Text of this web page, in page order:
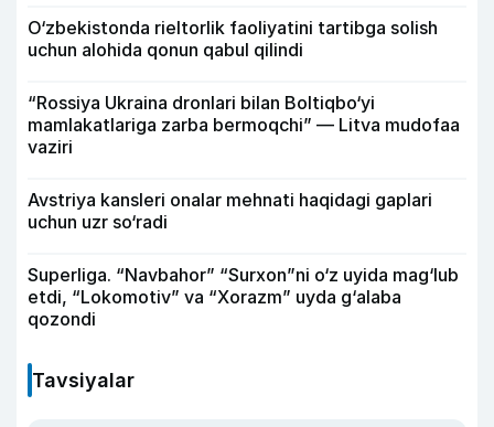
O‘zbekistonda rieltorlik faoliyatini tartibga solish
uchun alohida qonun qabul qilindi
“Rossiya Ukraina dronlari bilan Boltiqbo‘yi
mamlakatlariga zarba bermoqchi” — Litva mudofaa
vaziri
Avstriya kansleri onalar mehnati haqidagi gaplari
uchun uzr so‘radi
Superliga. “Navbahor” “Surxon”ni o‘z uyida mag‘lub
etdi, “Lokomotiv” va “Xorazm” uyda g‘alaba
qozondi
Tavsiyalar